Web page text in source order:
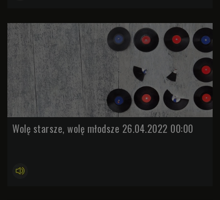
Wolę starsze, wolę młodsze 26.04.2022 00:00